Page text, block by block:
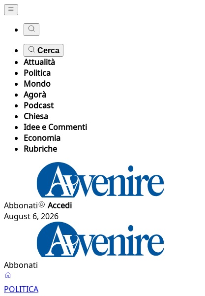
Cerca
Attualità
Politica
Mondo
Agorà
Podcast
Chiesa
Idee e Commenti
Economia
Rubriche
Abbonati
Accedi
August 6, 2026
Abbonati
POLITICA